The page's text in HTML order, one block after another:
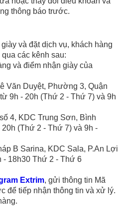
thông báo trước.
và đặt dịch vụ, khách hàng
các kênh sau:
và điểm nhận giày của
Văn Duyệt, Phường 3, Quận
9h - 20h (Thứ 2 - Thứ 7) và 9h
4, KDC Trung Sơn, Bình
(Thứ 2 - Thứ 7) và 9h -
B Sarina, KDC Sala, P.An Lợi
18h30 Thứ 2 - Thứ 6
Extrim, gửi thông tin Mã
để tiếp nhận thông tin và xử lý.